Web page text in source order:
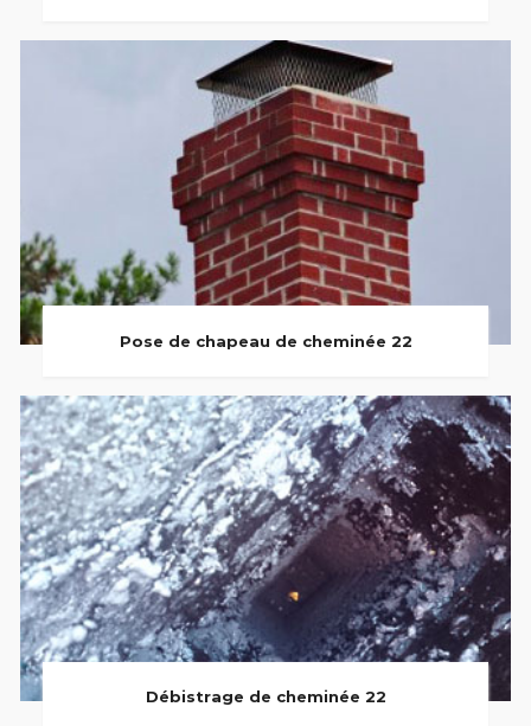
Pose de chapeau de cheminée 22
Débistrage de cheminée 22